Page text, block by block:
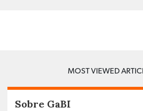
MOST VIEWED
Sobre GaBI